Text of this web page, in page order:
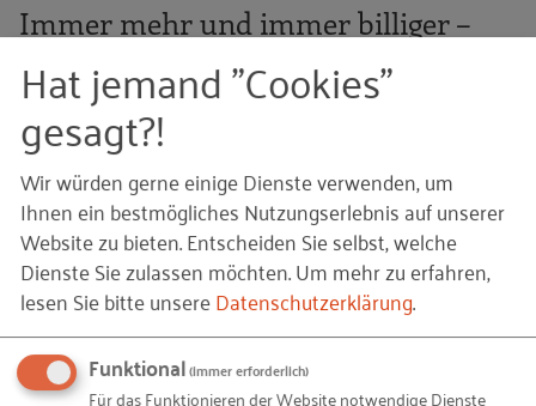
Immer mehr und immer billiger –
Rationalisierung ohne Grenzen?
Gleichwohl wuchs mit der Ölkrise 1973 die Skepsis
gegenüber neuen Technologien. Auch beim RKW
gab es mehrere große Projekte, die die Folgen der
technisch-organisatorischen Veränderungen,
beispielsweise durch den Einsatz von
Mikroprozessoren im Werkzeugmaschinenbau,
analysierten. Die hohe Arbeitslosigkeit schien zu
nun doch zu bestätigen, dass Automatisierung
Arbeitsplatze „wegrationalisierte“. Auf die
Hat jemand "Cookies"
gesagt?!
Wir würden gerne einige Dienste verwenden, um
Ihnen ein bestmögliches Nutzungserlebnis auf unserer
Website zu bieten. Entscheiden Sie selbst, welche
Dienste Sie zulassen möchten.Um mehr zu erfahren,
lesen Sie bitte unsereDatenschutzerklärung.
Funktional(immer erforderlich)
Für das Funktionieren der Website notwendige Dienste